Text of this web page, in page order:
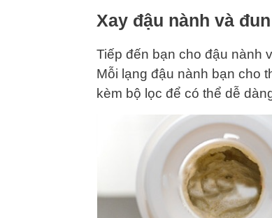
Xay đậu nành và
Tiếp đến bạn cho đậu nành
Mỗi lạng đậu nành bạn cho
kèm bộ lọc để có thể dễ